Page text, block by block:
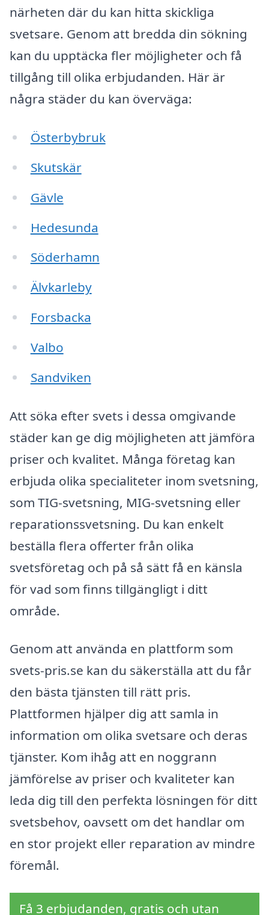
närheten där du kan hitta skickliga
svetsare. Genom att bredda din sökning
kan du upptäcka fler möjligheter och få
tillgång till olika erbjudanden. Här är
några städer du kan överväga:
Österbybruk
Skutskär
Gävle
Hedesunda
Söderhamn
Älvkarleby
Forsbacka
Valbo
Sandviken
Att söka efter svets i dessa omgivande
städer kan ge dig möjligheten att jämföra
priser och kvalitet. Många företag kan
erbjuda olika specialiteter inom svetsning,
som TIG-svetsning, MIG-svetsning eller
reparationssvetsning. Du kan enkelt
beställa flera offerter från olika
svetsföretag och på så sätt få en känsla
för vad som finns tillgängligt i ditt
område.
Genom att använda en plattform som
svets-pris.se kan du säkerställa att du får
den bästa tjänsten till rätt pris.
Plattformen hjälper dig att samla in
information om olika svetsare och deras
tjänster. Kom ihåg att en noggrann
jämförelse av priser och kvaliteter kan
leda dig till den perfekta lösningen för ditt
svetsbehov, oavsett om det handlar om
en stor projekt eller reparation av mindre
föremål.
Få 3 erbjudanden, gratis och utan